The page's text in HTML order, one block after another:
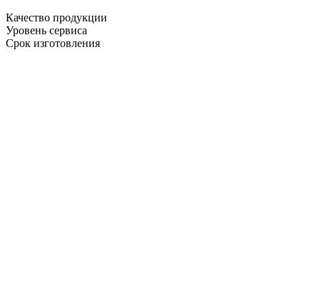
Качество продукции
Уровень сервиса
Срок изготовления